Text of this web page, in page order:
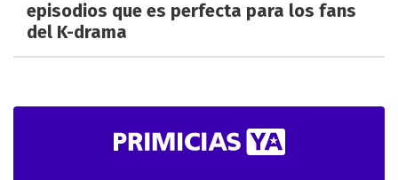
episodios que es perfecta para los fans
del K-drama